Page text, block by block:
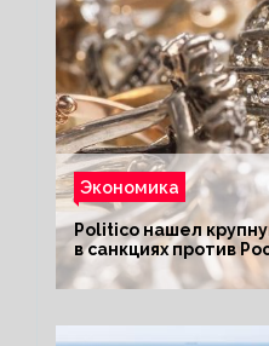
Экономика
Politico нашел
в санкциях против